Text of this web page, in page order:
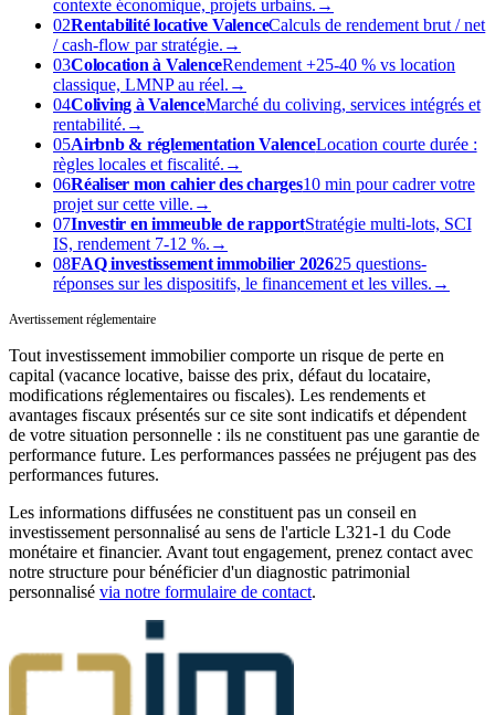
contexte économique, projets urbains. →
02Rentabilité locative ValenceCalculs de rendement brut / net
/ cash-flow par stratégie. →
03Colocation à ValenceRendement +25-40 % vs location
classique, LMNP au réel. →
04Coliving à ValenceMarché du coliving, services intégrés et
rentabilité. →
05Airbnb & réglementation ValenceLocation courte durée :
règles locales et fiscalité. →
06Réaliser mon cahier des charges10 min pour cadrer votre
projet sur cette ville. →
07Investir en immeuble de rapportStratégie multi-lots, SCI
IS, rendement 7-12 %. →
08FAQ investissement immobilier 202625 questions-
réponses sur les dispositifs, le financement et les villes. →
Avertissement réglementaire
Tout investissement immobilier comporte un risque de perte en
capital (vacance locative, baisse des prix, défaut du locataire,
modifications réglementaires ou fiscales). Les rendements et
avantages fiscaux présentés sur ce site sont indicatifs et dépendent
de votre situation personnelle : ils ne constituent pas une garantie de
performance future. Les performances passées ne préjugent pas des
performances futures.
Les informations diffusées ne constituent pas un conseil en
investissement personnalisé au sens de l'article L321-1 du Code
monétaire et financier. Avant tout engagement, prenez contact avec
notre structure pour bénéficier d'un diagnostic patrimonial
personnalisé via notre formulaire de contact.